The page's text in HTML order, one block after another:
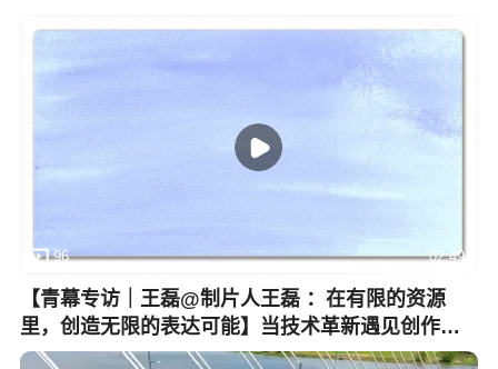
96 02:49
【青幕专访｜王磊@制片人王磊 ：在有限的资源
里，创造无限的表达可能】当技术革新遇见创作初
心，我们看到这一届青幕作品中令人惊艳的突破：